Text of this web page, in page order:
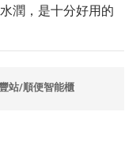
潤，是十分好用的
站/順便智能櫃